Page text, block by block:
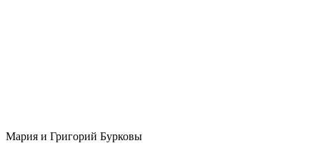
Мария и Григорий Бурковы